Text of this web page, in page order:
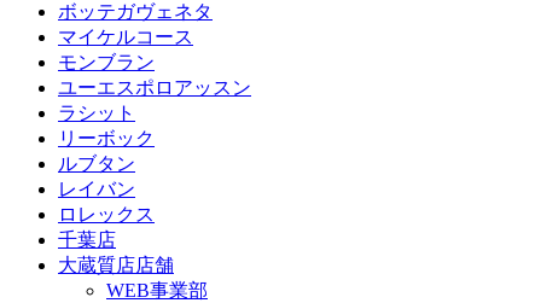
ボッテガヴェネタ
マイケルコース
モンブラン
ユーエスポロアッスン
ラシット
リーボック
ルブタン
レイバン
ロレックス
千葉店
大蔵質店店舗
WEB事業部